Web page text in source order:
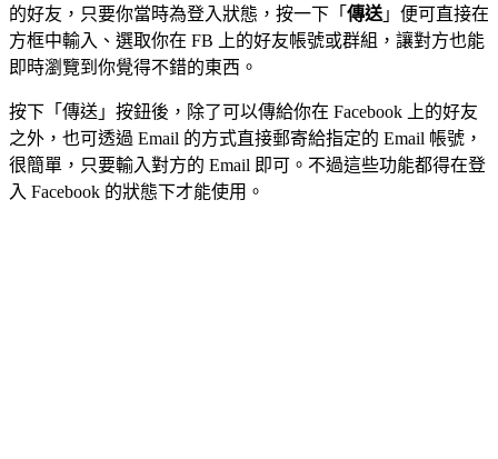
的好友，只要你當時為登入狀態，按一下「 傳送 」便可直接在
方框中輸入、選取你在 FB 上的好友帳號或群組，讓對方也能
即時瀏覽到你覺得不錯的東西。
按下「傳送」按鈕後，除了可以傳給你在 Facebook 上的好友
之外，也可透過 Email 的方式直接郵寄給指定的 Email 帳號，
很簡單，只要輸入對方的 Email 即可。不過這些功能都得在登
入 Facebook 的狀態下才能使用。